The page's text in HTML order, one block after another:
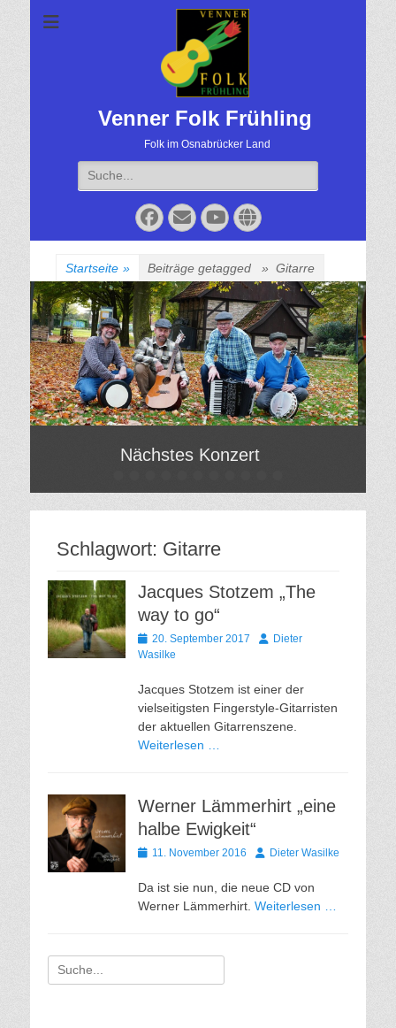
Venner Folk Frühling
Folk im Osnabrücker Land
Suche
für:
Facebook
EmailYouTube
Website
Startseite » Beiträge getagged » Gitarre
Nächstes Konzert
am
Von
Gatzweiler
Schlagwort: Gitarre
Jacques Stotzem „The
way to go“
Gepostet
am
20. September 2017 AutorDieter
Wasilke
Jacques Stotzem ist einer der
vielseitigsten Fingerstyle-Gitarristen
der aktuellen Gitarrenszene.
Weiterlesen …
Werner Lämmerhirt „eine
halbe Ewigkeit“
Gepostet
11. November 2016 AutorDieter Wasilke
Da ist sie nun, die neue CD von
Werner Lämmerhirt. Weiterlesen …
Suche
für: